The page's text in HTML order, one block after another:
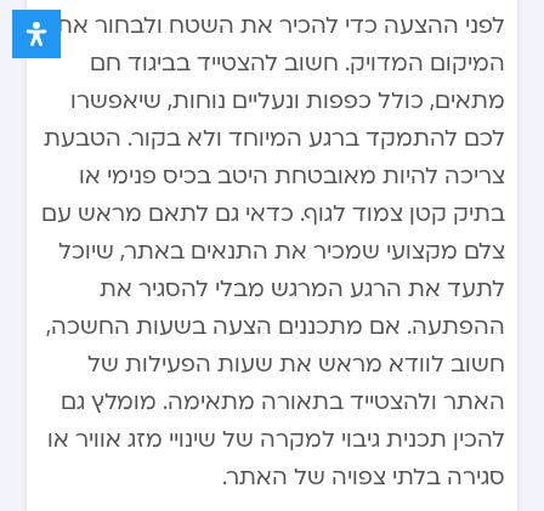
לפני ההצעה כדי להכיר את השטח ולבחור את
המיקום המדויק. חשוב להצטייד בביגוד חם
מתאים, כולל כפפות ונעליים נוחות, שיאפשרו
לכם להתמקד ברגע המיוחד ולא בקור. הטבעת
צריכה להיות מאובטחת היטב בכיס פנימי או
בתיק קטן צמוד לגוף. כדאי גם לתאם מראש עם
צלם מקצועי שמכיר את התנאים באתר, שיוכל
לתעד את הרגע המרגש מבלי להסגיר את
ההפתעה. אם מתכננים הצעה בשעות החשכה,
חשוב לוודא מראש את שעות הפעילות של
האתר ולהצטייד בתאורה מתאימה. מומלץ גם
להכין תכנית גיבוי למקרה של שינויי מזג אוויר או
סגירה בלתי צפויה של האתר.